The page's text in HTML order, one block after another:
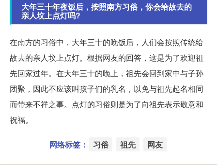
大年三十年夜饭后，按照南方习俗，你会给故去的
亲人坟上点灯吗?
在南方的习俗中，大年三十的晚饭后，人们会按照传统给
故去的亲人坟上点灯。根据网友的回答，这是为了欢迎祖
先回家过年。在大年三十的晚上，祖先会回到家中与子孙
团聚，因此不应该叫孩子们的乳名，以免与祖先起名相同
而带来不祥之事。点灯的习俗则是为了向祖先表示敬意和
祝福。
网络标签： 习俗 祖先 网友